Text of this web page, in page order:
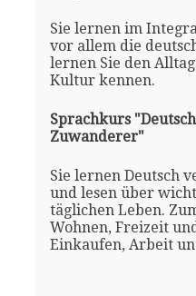
Sie lernen im
vor allem die
lernen Sie den
Kultur kennen.
Sprachkurs
Zuwanderer"
Sie lernen Deutsch
und lesen über
täglichen Leben.
Wohnen, Freizeit
Einkaufen, Arbeit